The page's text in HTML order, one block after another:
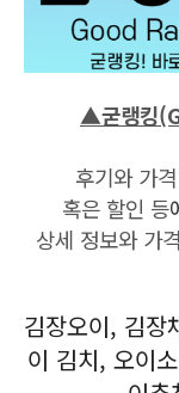
▲굳랭킹
후기와 가
혹은 할인 등
상세 정보와 가
김장오이, 김장
이 김치, 오이